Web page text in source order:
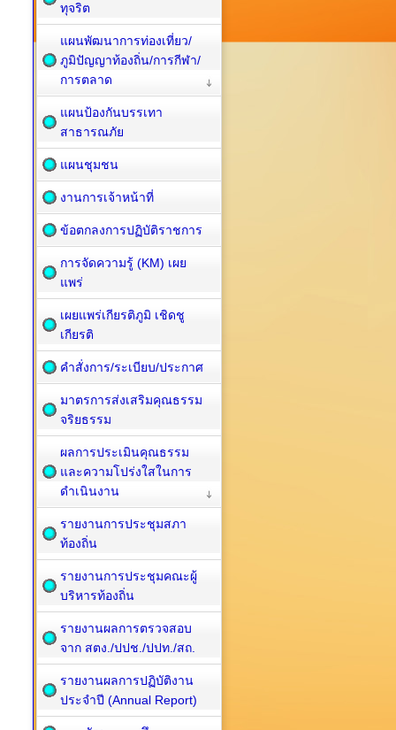
ทุจริต
แผนพัฒนาการท่องเที่ยว/
ภูมิปัญญาท้องถิ่น/การกีฬา/
การตลาด
แผนป้องกันบรรเทา
สาธารณภัย
แผนชุมชน
งานการเจ้าหน้าที่
ข้อตกลงการปฏิบัติราชการ
การจัดความรู้ (KM) เผย
แพร่
เผยแพร่เกียรติภูมิ เชิดชู
เกียรติ
คำสั่งการ/ระเบียบ/ประกาศ
มาตรการส่งเสริมคุณธรรม
จริยธรรม
ผลการประเมินคุณธรรม
และความโปร่งใสในการ
ดำเนินงาน
รายงานการประชุมสภา
ท้องถิ่น
รายงานการประชุมคณะผู้
บริหารท้องถิ่น
รายงานผลการตรวจสอบ
จาก สตง./ปปช./ปปท./สถ.
รายงานผลการปฏิบัติงาน
ประจำปี (Annual Report)